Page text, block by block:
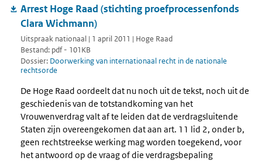
Arrest Hoge Raad (stichting proefprocessenfonds
Clara Wichmann)
Uitspraak nationaal | 1 april 2011 | Hoge Raad
Bestand: pdf - 101KB
Dossier: Doorwerking van internationaal recht in de nationale
rechtsorde
De Hoge Raad oordeelt dat nu noch uit de tekst, noch uit de
geschiedenis van de totstandkoming van het
Vrouwenverdrag valt af te leiden dat de verdragsluitende
Staten zijn overeengekomen dat aan art. 11 lid 2, onder b,
geen rechtstreekse werking mag worden toegekend, voor
het antwoord op de vraag of die verdragsbepaling